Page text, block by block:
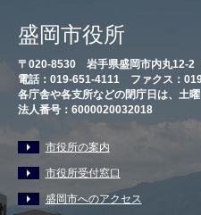
盛岡市役所
〒020-8530 岩手県盛岡市内丸12-
電話：019-651-4111 ファクス：
各庁舎や各支所などの閉庁日は、土
法人番号：6000020032018
市役所の案内
市役所受付窓口
盛岡市へのアクセス